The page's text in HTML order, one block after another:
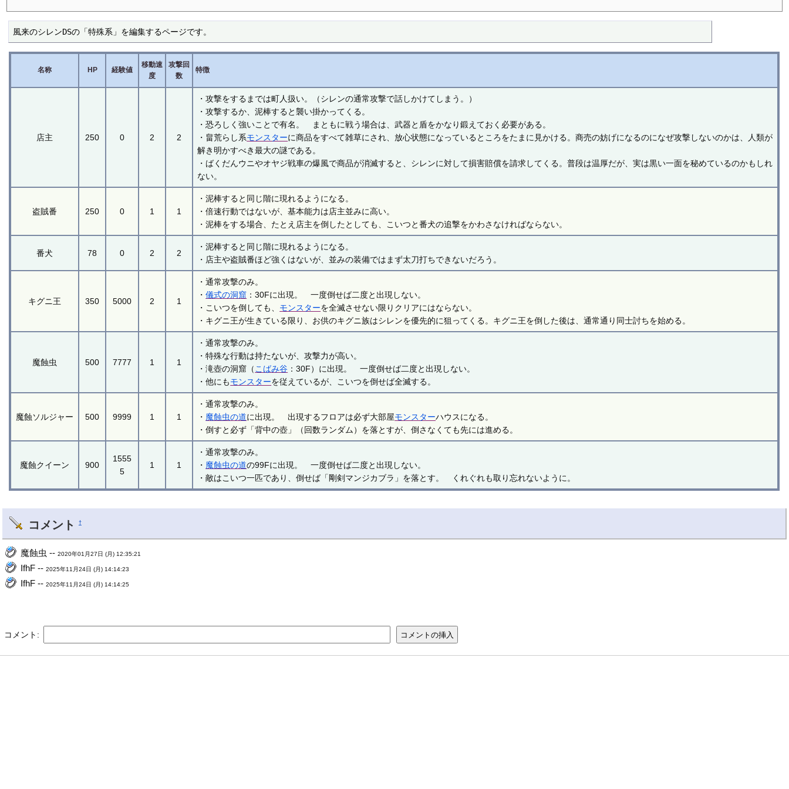
風来のシレンDSの「特殊系」を編集するページです。
名称 HP 経験値
移動速
度
攻撃回
数
特徴
店主 250 0 2 2
・攻撃をするまでは町人扱い。（シレンの通常攻撃で話しかけてしまう。）
・攻撃するか、泥棒すると襲い掛かってくる。
・恐ろしく強いことで有名。 まともに戦う場合は、武器と盾をかなり鍛えておく必要がある。
・畠荒らし系モンスターに商品をすべて雑草にされ、放心状態になっているところをたまに見かける。商売の妨げになるのになぜ攻撃しないのかは、人類が
解き明かすべき最大の謎である。
・ばくだんウニやオヤジ戦車の爆風で商品が消滅すると、シレンに対して損害賠償を請求してくる。普段は温厚だが、実は黒い一面を秘めているのかもしれ
ない。
盗賊番 250 0 1 1
・泥棒すると同じ階に現れるようになる。
・倍速行動ではないが、基本能力は店主並みに高い。
・泥棒をする場合、たとえ店主を倒したとしても、こいつと番犬の追撃をかわさなければならない。
番犬 78 0 2 2
・泥棒すると同じ階に現れるようになる。
・店主や盗賊番ほど強くはないが、並みの装備ではまず太刀打ちできないだろう。
キグニ王 350 5000 2 1
・通常攻撃のみ。
・儀式の洞窟 ：30Fに出現。 一度倒せば二度と出現しない。
・こいつを倒しても、 モンスターを全滅させない限りクリアにはならない。
・キグニ王が生きている限り、お供のキグニ族はシレンを優先的に狙ってくる。キグニ王を倒した後は、通常通り同士討ちを始める。
魔蝕虫 500 7777 1 1
・通常攻撃のみ。
・特殊な行動は持たないが、攻撃力が高い。
・滝壺の洞窟（こばみ谷 ：30F）に出現。 一度倒せば二度と出現しない。
・他にもモンスターを従えているが、こいつを倒せば全滅する。
魔蝕ソルジャー 500 9999 1 1
・通常攻撃のみ。
・ 魔蝕虫の道に出現。 出現するフロアは必ず大部屋モンスターハウスになる。
・倒すと必ず「背中の壺」（回数ランダム）を落とすが、倒さなくても先には進める。
魔蝕クイーン 900
1555
5
1 1
・通常攻撃のみ。
・ 魔蝕虫の道の99Fに出現。 一度倒せば二度と出現しない。
・敵はこいつ一匹であり、倒せば「剛剣マンジカブラ」を落とす。 くれぐれも取り忘れないように。
コメント †
魔蝕虫 --2020年01月27日 (月) 12:35:21
IfhF --2025年11月24日 (月) 14:14:23
IfhF --2025年11月24日 (月) 14:14:25
コメント: